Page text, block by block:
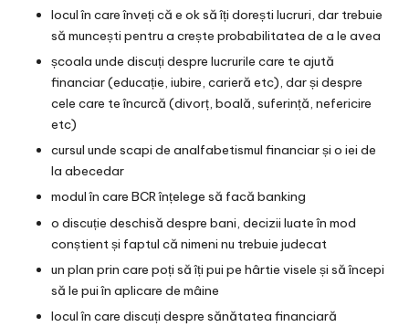
locul în care înveți că e ok să îți dorești lucruri, dar trebuie
să muncești pentru a crește probabilitatea de a le avea
școala unde discuți despre lucrurile care te ajută
financiar (educație, iubire, carieră etc), dar și despre
cele care te încurcă (divorț, boală, suferință, nefericire
etc)
cursul unde scapi de analfabetismul financiar și o iei de
la abecedar
modul în care BCR înțelege să facă banking
o discuție deschisă despre bani, decizii luate în mod
conștient și faptul că nimeni nu trebuie judecat
un plan prin care poți să îți pui pe hârtie visele și să începi
să le pui în aplicare de mâine
locul în care discuți despre sănătatea financiară